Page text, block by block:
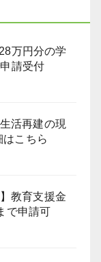
万円分の学
請受付
活再建の現
こちら
教育支援金
で申請可